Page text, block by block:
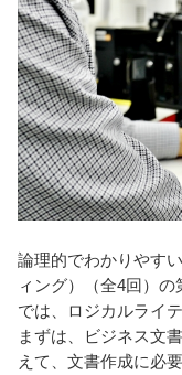
論理的でわかりやす
ィング）（全4回）
では、ロジカルライ
まずは、ビジネス文
えて、文書作成に必